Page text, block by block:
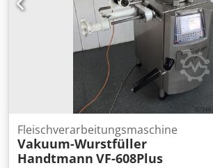
Fleischverarbeitungsmaschine
Vakuum-Wurstfüller
Handtmann VF-608Plus